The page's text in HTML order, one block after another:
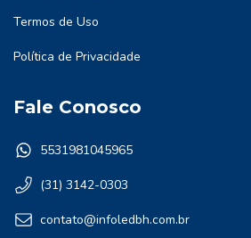
Termos de Uso
Política de Privacidade
Fale Conosco
5531981045965
(31) 3142-0303
contato@infoledbh.com.br